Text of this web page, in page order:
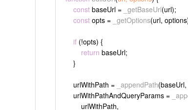
const baseUrl = _getBaseUrl(url);
const opts = _getOptions(url,
if (!opts) {
return baseUrl;
    }
    urlWithPath =
_appendPath
    urlWithPathAndQueryParams =
        urlWithPath,